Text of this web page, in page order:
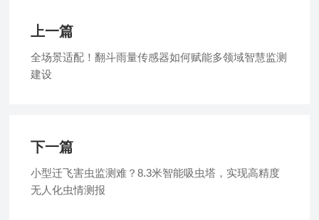
上一篇
全场景适配！翻斗雨量传感器如何赋能多领域智慧监测
建设
下一篇
小型迁飞害虫监测难？8.3米智能吸虫塔，实现高精度
无人化虫情测报